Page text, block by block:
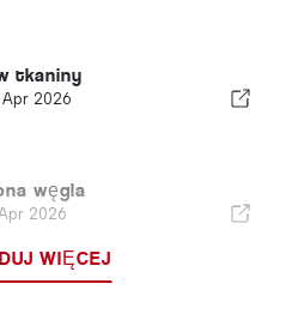
tkaniny
Apr 2026
węgla
Apr 2026
WIĘCEJ